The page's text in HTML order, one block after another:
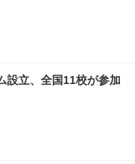
設立、全国11校が参加